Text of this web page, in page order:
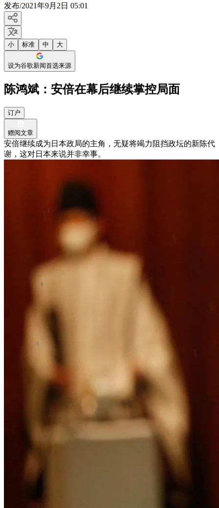
发布/2021年9月2日 05:01
小 标准 中 大
设为谷歌新闻首选来源
陈鸿斌：安倍在幕后继续掌控局面
订户
赠阅文章
安倍继续成为日本政局的主角，无疑将竭力阻挡政坛的新陈代
谢，这对日本来说并非幸事。